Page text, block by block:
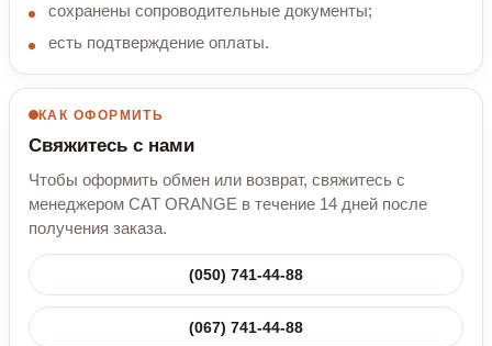
сохранены сопроводительные документы;
есть подтверждение оплаты.
КАК ОФОРМИТЬ
Свяжитесь с нами
Чтобы оформить обмен или возврат, свяжитесь с
менеджером CAT ORANGE в течение 14 дней после
получения заказа.
(050) 741-44-88
(067) 741-44-88